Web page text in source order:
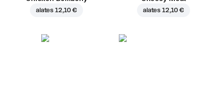
alates 12,10 € alates 12,10 €